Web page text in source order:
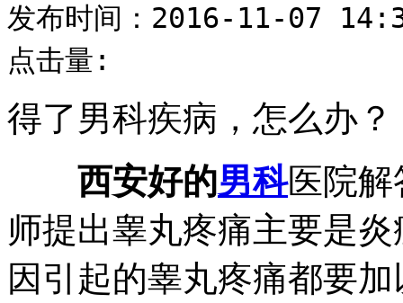
发布时间：2016-11-07
点击量:
得了男科疾病，怎么办？
西安好的男科医院解
师提出睾丸疼痛主要是
因引起的睾丸疼痛都要